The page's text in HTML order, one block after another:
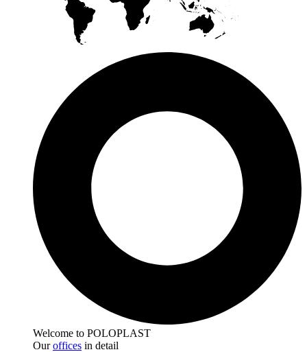
Welcome to POLOPLAST
Ouroffices in detail